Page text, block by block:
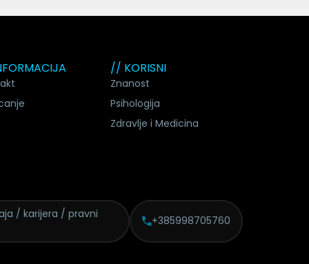
// KORISNI
Znanost
Psihologija
Zdravlje i Medicina
/karijera / pravni
+385998705760